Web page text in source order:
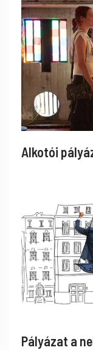
Alkotói
Pályázat a